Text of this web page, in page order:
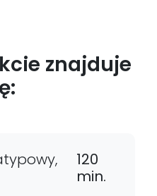
znajduje
120
min.